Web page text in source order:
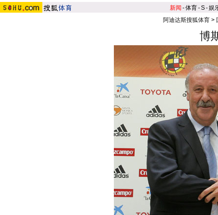
新闻 -体育-S-娱
阿迪达斯搜狐体育>
博